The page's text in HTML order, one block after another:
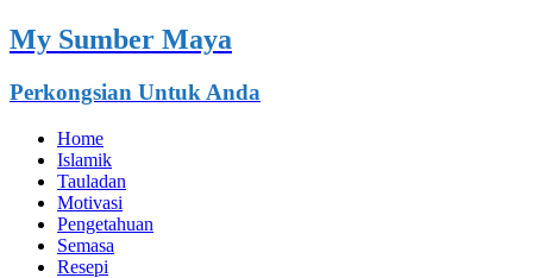
My Sumber Maya
Perkongsian Untuk Anda
Home
Islamik
Tauladan
Motivasi
Pengetahuan
Semasa
Resepi